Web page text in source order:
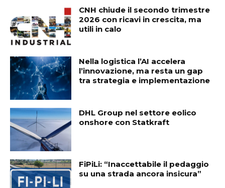
CNH chiude il secondo trimestre
2026 con ricavi in crescita, ma
utili in calo
Nella logistica l’AI accelera
l’innovazione, ma resta un gap
tra strategia e implementazione
DHL Group nel settore eolico
onshore con Statkraft
FiPiLi: “Inaccettabile il pedaggio
su una strada ancora insicura”